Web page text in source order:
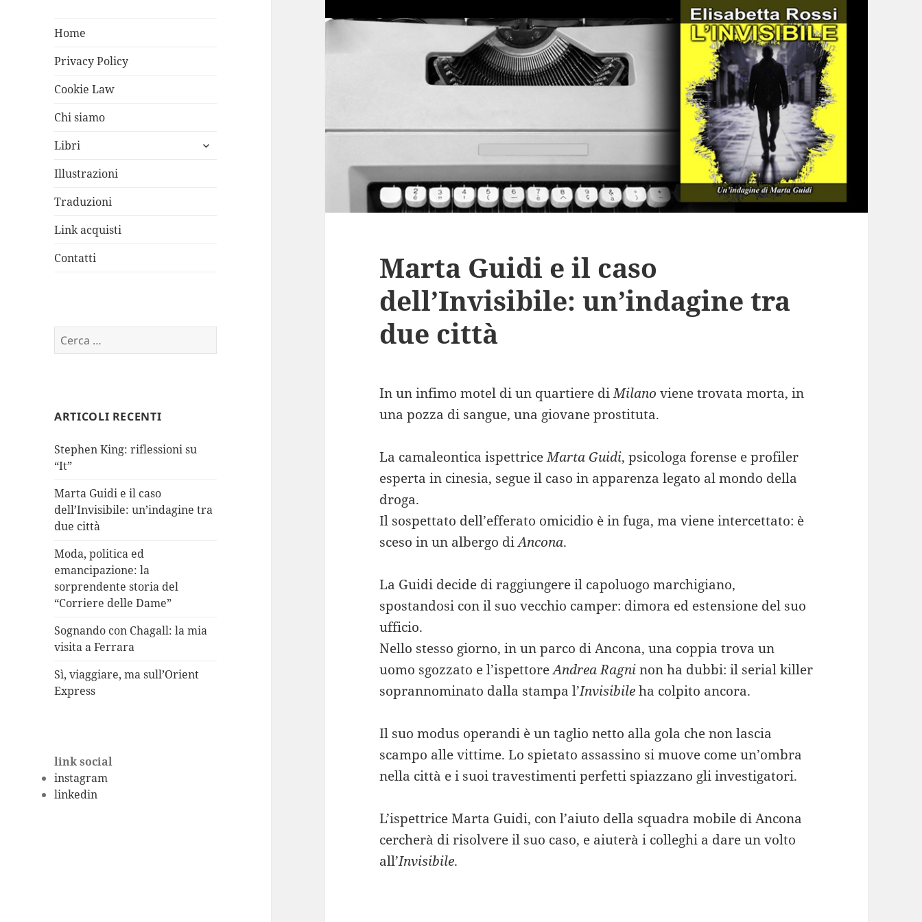
Home
Privacy Policy
Cookie Law
Chi siamo
Libri
apri
Illustrazioni
Traduzioni
Link acquisti
Contatti
Ricerca
per:
ARTICOLI RECENTI
Stephen King: riflessioni su
“It”
Marta Guidi e il caso
dell’Invisibile: un’indagine tra
due città
Moda, politica ed
emancipazione: la
sorprendente storia del
“Corriere delle Dame”
Sognando con Chagall: la mia
visita a Ferrara
Sì, viaggiare, ma sull’Orient
Express
link social
instagram
linkedin
Marta Guidi e il caso
dell’Invisibile: un’indagine tra
due città
In un infimo motel di un quartiere diMilanoviene trovata morta, in
una pozza di sangue, una giovane prostituta.
La camaleontica ispettriceMarta Guidi, psicologa forense e profiler
esperta in cinesia, segue il caso in apparenza legato al mondo della
droga.
Il sospettato dell’efferato omicidio è in fuga, ma viene intercettato: è
sceso in un albergo diAncona.
La Guidi decide di raggiungere il capoluogo marchigiano,
spostandosi con il suo vecchio camper: dimora ed estensione del suo
ufficio.
Nello stesso giorno, in un parco di Ancona, una coppia trova un
uomo sgozzato e l’ispettoreAndrea Ragninon ha dubbi: il serial killer
soprannominato dalla stampa l’Invisibileha colpito ancora.
Il suo modus operandi è un taglio netto alla gola che non lascia
scampo alle vittime. Lo spietato assassino si muove come un’ombra
nella città e i suoi travestimenti perfetti spiazzano gli investigatori.
L’ispettrice Marta Guidi, con l’aiuto della squadra mobile di Ancona
cercherà di risolvere il suo caso, e aiuterà i colleghi a dare un volto
all’Invisibile.